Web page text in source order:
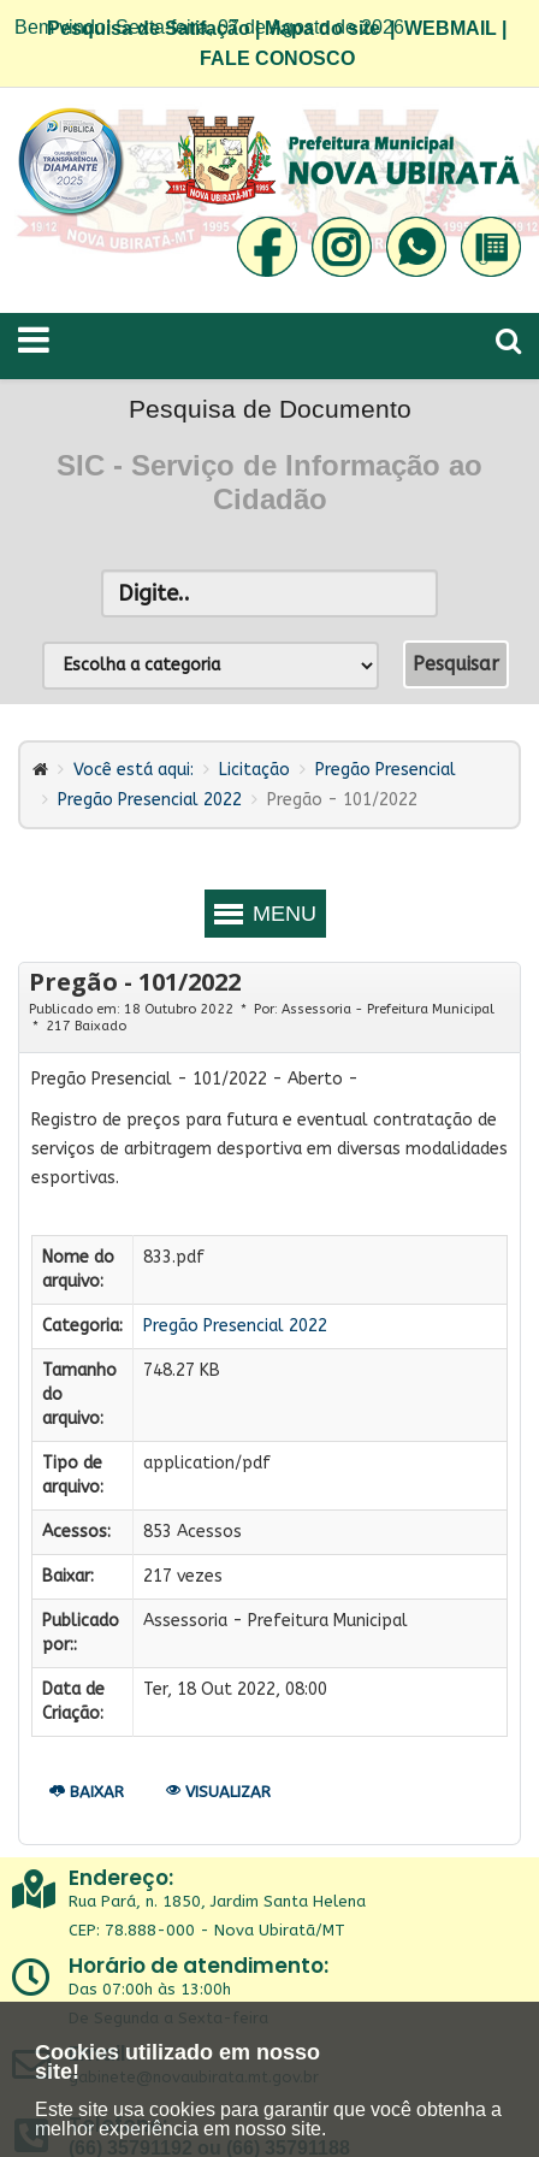
Cookies utilizado em nosso
site!
Este site usa cookies para garantir que você obtenha a
melhor experiência em nosso site.
Bem vindo! Sexta-feira, 07 de Agosto de 2026
Pesquisa de Satifação|Mapa do site|WEBMAIL
FALE CONOSCO
Pesquisa de Documento
SIC - Serviço de Informação ao
Cidadão
Você está aqui: Licitação
Pregão Presencial
Pregão Presencial 2022
Pregão - 101/2022
Pregão - 101/2022
Publicado em: 18 Outubro 2022 Por: Assessoria - Prefeitura Municipal
217 Baixado
Pregão Presencial - 101/2022 - Aberto -
Registro de preços para futura e eventual contratação de
serviços de arbitragem desportiva em diversas modalidades
esportivas.
Nome do
arquivo:
833.pdf
Categoria: Pregão Presencial 2022
Tamanho
do
arquivo:
748.27 KB
Tipo de
arquivo:
application/pdf
Acessos: 853 Acessos
Baixar: 217 vezes
Publicado
por::
Assessoria - Prefeitura Municipal
Data de
Criação:
Ter, 18 Out 2022, 08:00
BAIXAR VISUALIZAR
Endereço:
Rua Pará, n. 1850, Jardim Santa Helena
CEP: 78.888-000 - Nova Ubiratã/MT
Horário de atendimento:
Das 07:00h às 13:00h
De Segunda a Sexta-feira
Email:
gabinete@novaubirata.mt.gov.br
Telefone:
(66) 35791192 ou (66) 35791188